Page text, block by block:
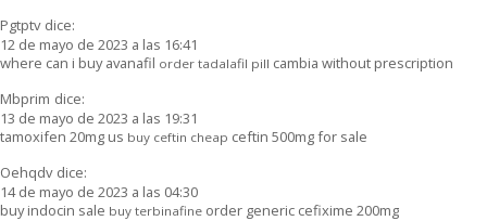
Pgtptv dice:
12 de mayo de 2023 a las 16:41
where can i buy avanafil order tadalafil pill cambia without prescription
Mbprim dice:
13 de mayo de 2023 a las 19:31
tamoxifen 20mg us buy ceftin cheap ceftin 500mg for sale
Oehqdv dice:
14 de mayo de 2023 a las 04:30
buy indocin sale buy terbinafine order generic cefixime 200mg